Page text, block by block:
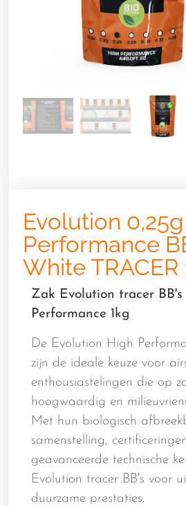
Evolution
Performance
White TRACER
Zak Evolution tracer
Performance 1kg
De Evolution High
zijn de ideale keuze voor
enthousiastelingen die op
hoogwaardig en
Met hun biologisch
samenstelling,
geavanceerde technische
Evolution tracer BB's voor
duurzame prestaties.